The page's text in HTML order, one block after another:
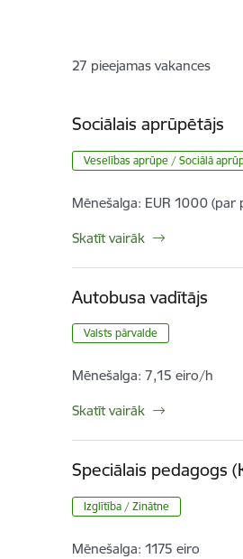
27 pieejamas vakances
Sociālais aprūpētājs
Veselības aprūpe / Sociālā
Mēnešalga: EUR 1000 (par
Skatīt vairāk
Autobusa vadītājs
Valsts pārvalde
Mēnešalga: 7,15 eiro/h
Skatīt vairāk
Speciālais pedagogs
Izglītība / Zinātne
Mēnešalga: 1175 eiro